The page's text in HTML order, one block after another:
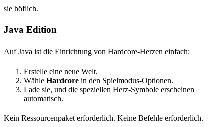
sie höflich.
Java Edition
Auf Java ist die Einrichtung von Hardcore-Herzen einfach:
Erstelle eine neue Welt.
Wähle Hardcore in den Spielmodus-Optionen.
Lade sie, und die speziellen Herz-Symbole erscheinen
automatisch.
Kein Ressourcenpaket erforderlich. Keine Befehle erforderlich.